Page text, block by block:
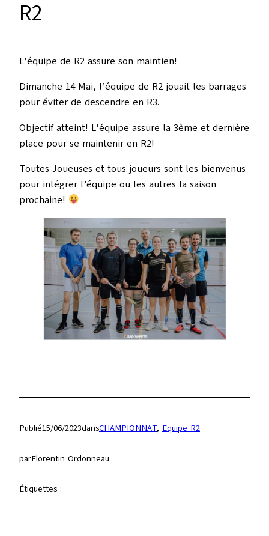
R2
L’équipe de R2 assure son maintien!
Dimanche 14 Mai, l’équipe de R2 jouait les barrages
pour éviter de descendre en R3.
Objectif atteint! L’équipe assure la 3ème et dernière
place pour se maintenir en R2!
Toutes Joueuses et tous joueurs sont les bienvenus
pour intégrer l’équipe ou les autres la saison
prochaine!
Publié15/06/2023dansCHAMPIONNAT, Equipe R2
parFlorentin Ordonneau
Étiquettes :